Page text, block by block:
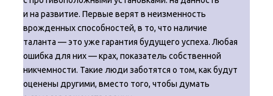
и на развитие. Первые верят в неизменность
врожденных способностей, в то, что наличие
таланта — это уже гарантия будущего успеха. Любая
ошибка для них — крах, показатель собственной
никчемности. Такие люди заботятся о том, как будут
оценены другими, вместо того, чтобы думать